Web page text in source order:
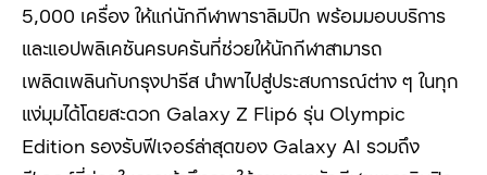
5,000 เครื่อง ให้แก่นักกีฬาพาราลิมปิก พร้อมมอบบริการ
และแอปพลิเคชันครบครันที่ช่วยให้นักกีฬาสามารถ
เพลิดเพลินกับกรุงปารีส นำพาไปสู่ประสบการณ์ต่าง ๆ ในทุก
แง่มุมได้โดยสะดวก Galaxy Z Flip6 รุ่น Olympic
Edition รองรับฟีเจอร์ล่าสุดของ Galaxy AI รวมถึง